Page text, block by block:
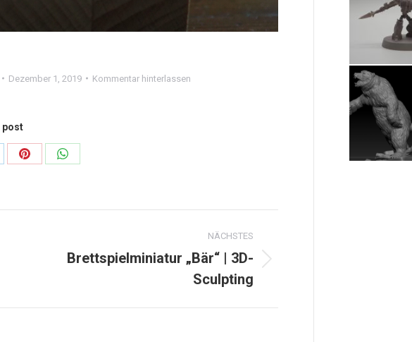
Dezember 1, 2019 Kommentar hinterlassen
post
Share
Share
NÄCHSTES
Brettspielminiatur „Bär“ | 3D-
Sculpting